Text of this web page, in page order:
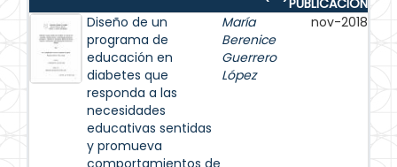
PUBLICACIÓN
Diseño de un
programa de
educación en
diabetes que
responda a las
necesidades
educativas sentidas
y promueva
comportamientos de
María
Berenice
Guerrero
López
nov-2018